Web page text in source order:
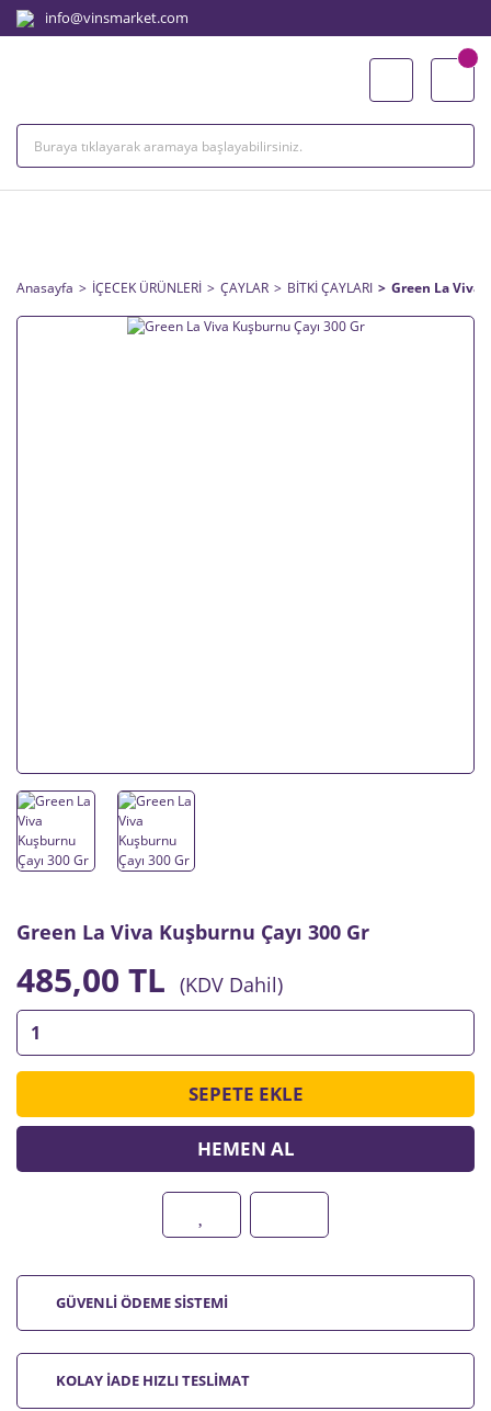
info@vinsmarket.com
Anasayfa İÇECEK ÜRÜNLERİ ÇAYLAR BİTKİ ÇAYLARI Green La Viva
Green La Viva Kuşburnu Çayı 300 Gr
485,00 TL (KDV Dahil)
SEPETE EKLE
HEMEN AL
GÜVENLİ ÖDEME SİSTEMİ
KOLAY İADE HIZLI TESLİMAT